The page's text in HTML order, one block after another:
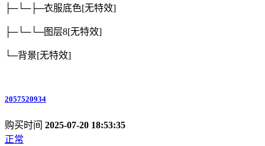
├─└─├─衣服底色[无特效]
├─└─└─图层8[无特效]
└─背景[无特效]
2057520934
购买时间 2025-07-20 18:53:35
正常